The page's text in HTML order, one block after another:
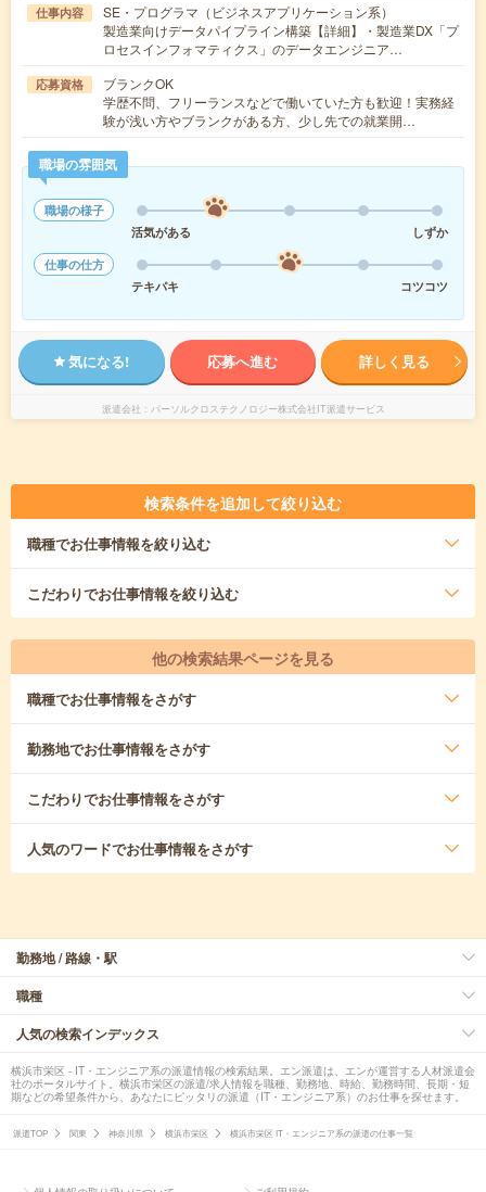
仕事内容
SE・プログラマ（ビジネスアプリケーション系）
製造業向けデータパイプライン構築【詳細】・製造業DX「プ
ロセスインフォマティクス」のデータエンジニア…
応募資格
ブランクOK
学歴不問、フリーランスなどで働いていた方も歓迎！実務経
験が浅い方やブランクがある方、少し先での就業開…
職場の雰囲気
職場の様子
活気がある
しずか
仕事の仕方
テキパキ
コツコツ
気になる! 応募へ進む 詳しく見る
派遣会社 パーソルクロステクノロジー株式会社IT派遣サービス
検索条件を追加して絞り込む
職種でお仕事情報を絞り込む
こだわりでお仕事情報を絞り込む
他の検索結果ページを見る
職種でお仕事情報をさがす
勤務地でお仕事情報をさがす
こだわりでお仕事情報をさがす
人気のワードでお仕事情報をさがす
勤務地 / 路線・駅
職種
人気の検索インデックス
横浜市栄区 - IT・エンジニア系の派遣情報の検索結果。エン派遣は、エンが運営する人材派遣会
社のポータルサイト。横浜市栄区の派遣/求人情報を職種、勤務地、時給、勤務時間、長期・短
期などの希望条件から、あなたにピッタリの派遣（IT・エンジニア系）のお仕事を探せます。
派遣TOP 関東 神奈川県 横浜市栄区 横浜市栄区 IT・エンジニア系の派遣の仕事一覧